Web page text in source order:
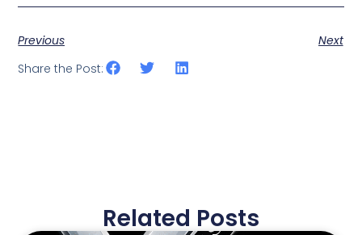
Previous
Next
Share the Post:
Related Posts